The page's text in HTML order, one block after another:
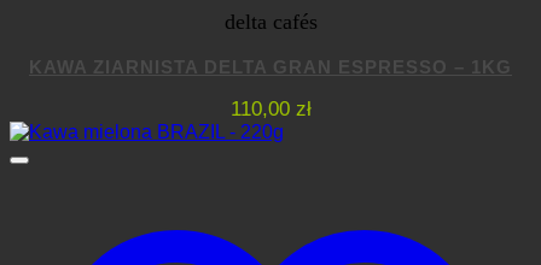
delta cafés
KAWA ZIARNISTA DELTA GRAN ESPRESSO – 1KG
110,00 zł